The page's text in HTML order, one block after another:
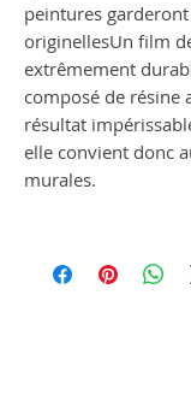
peintures
originellesUn film
extrêmement
composé de résine
résultat
elle convient donc
murales.